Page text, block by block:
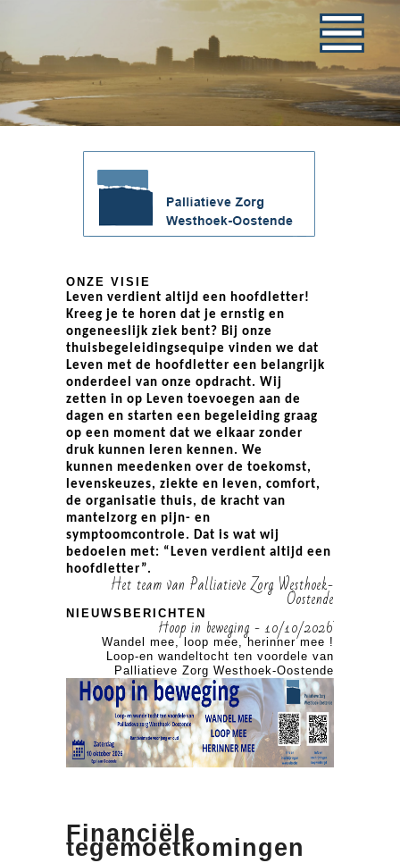
ONZE VISIE
Leven verdient altijd een hoofdletter!
Kreeg je te horen dat je ernstig en
ongeneeslijk ziek bent? Bij onze
thuisbegeleidingsequipe vinden we dat
Leven met de hoofdletter een belangrijk
onderdeel van onze opdracht. Wij
zetten in op Leven toevoegen aan de
dagen en starten een begeleiding graag
op een moment dat we elkaar zonder
druk kunnen leren kennen. We
kunnen meedenken over de toekomst,
levenskeuzes, ziekte en leven, comfort,
de organisatie thuis, de kracht van
mantelzorg en pijn- en
symptoomcontrole. Dat is wat wij
bedoelen met: “Leven verdient altijd een
hoofdletter”.
Het team van Palliatieve Zorg Westhoek-
Oostende
NIEUWSBERICHTEN
Hoop in beweging - 10/10/2026
Wandel mee, loop mee, herinner mee !
Loop-en wandeltocht ten voordele van
Palliatieve Zorg Westhoek-Oostende
Financiële
tegemoetkomingen